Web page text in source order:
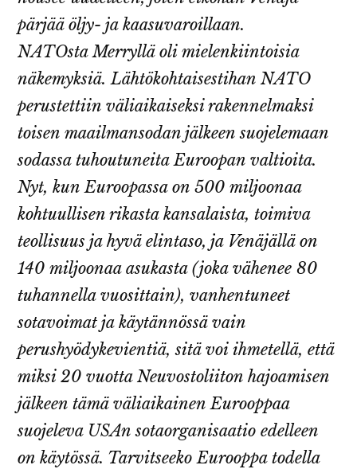
pärjää öljy- ja kaasuvaroillaan.
NATOsta Merryllä oli mielenkiintoisia
näkemyksiä. Lähtökohtaisestihan NATO
perustettiinväliaikaiseksi rakennelmaksi
toisen maailmansodan jälkeen suojelemaan
sodassa tuhoutuneita Euroopan valtioita.
Nyt, kun Euroopassa on 500 miljoonaa
kohtuullisen rikasta kansalaista, toimiva
teollisuus ja hyvä elintaso, ja Venäjällä on
140 miljoonaa asukasta (joka vähenee 80
tuhannella vuosittain), vanhentuneet
sotavoimat ja käytännössä vain
perushyödykevientiä, sitä voi ihmetellä, että
miksi 20 vuotta Neuvostoliiton hajoamisen
jälkeen tämä väliaikainen Eurooppaa
suojeleva USAn sotaorganisaatio edelleen
on käytössä. Tarvitseeko Eurooppa todella